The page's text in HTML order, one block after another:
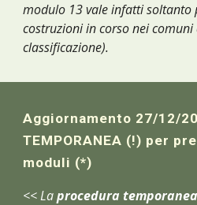
modulo 13 vale infatti soltanto
costruzioni in corso nei
classificazione).
Aggiornamento 27/12/
TEMPORANEA (!) per
moduli (*)
<< La procedura